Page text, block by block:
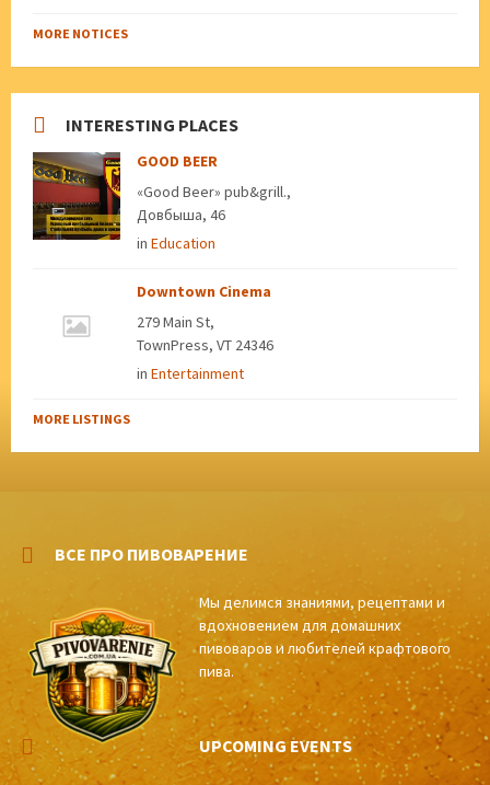
MORE NOTICES
INTERESTING PLACES
GOOD BEER
«Good Beer» pub&grill.,
Довбыша, 46
in Education
Downtown Cinema
279 Main St,
TownPress, VT 24346
in Entertainment
MORE LISTINGS
ВСЕ ПРО ПИВОВАРЕНИЕ
Мы делимся знаниями, рецептами и
вдохновением для домашних
пивоваров и любителей крафтового
пива.
UPCOMING EVENTS